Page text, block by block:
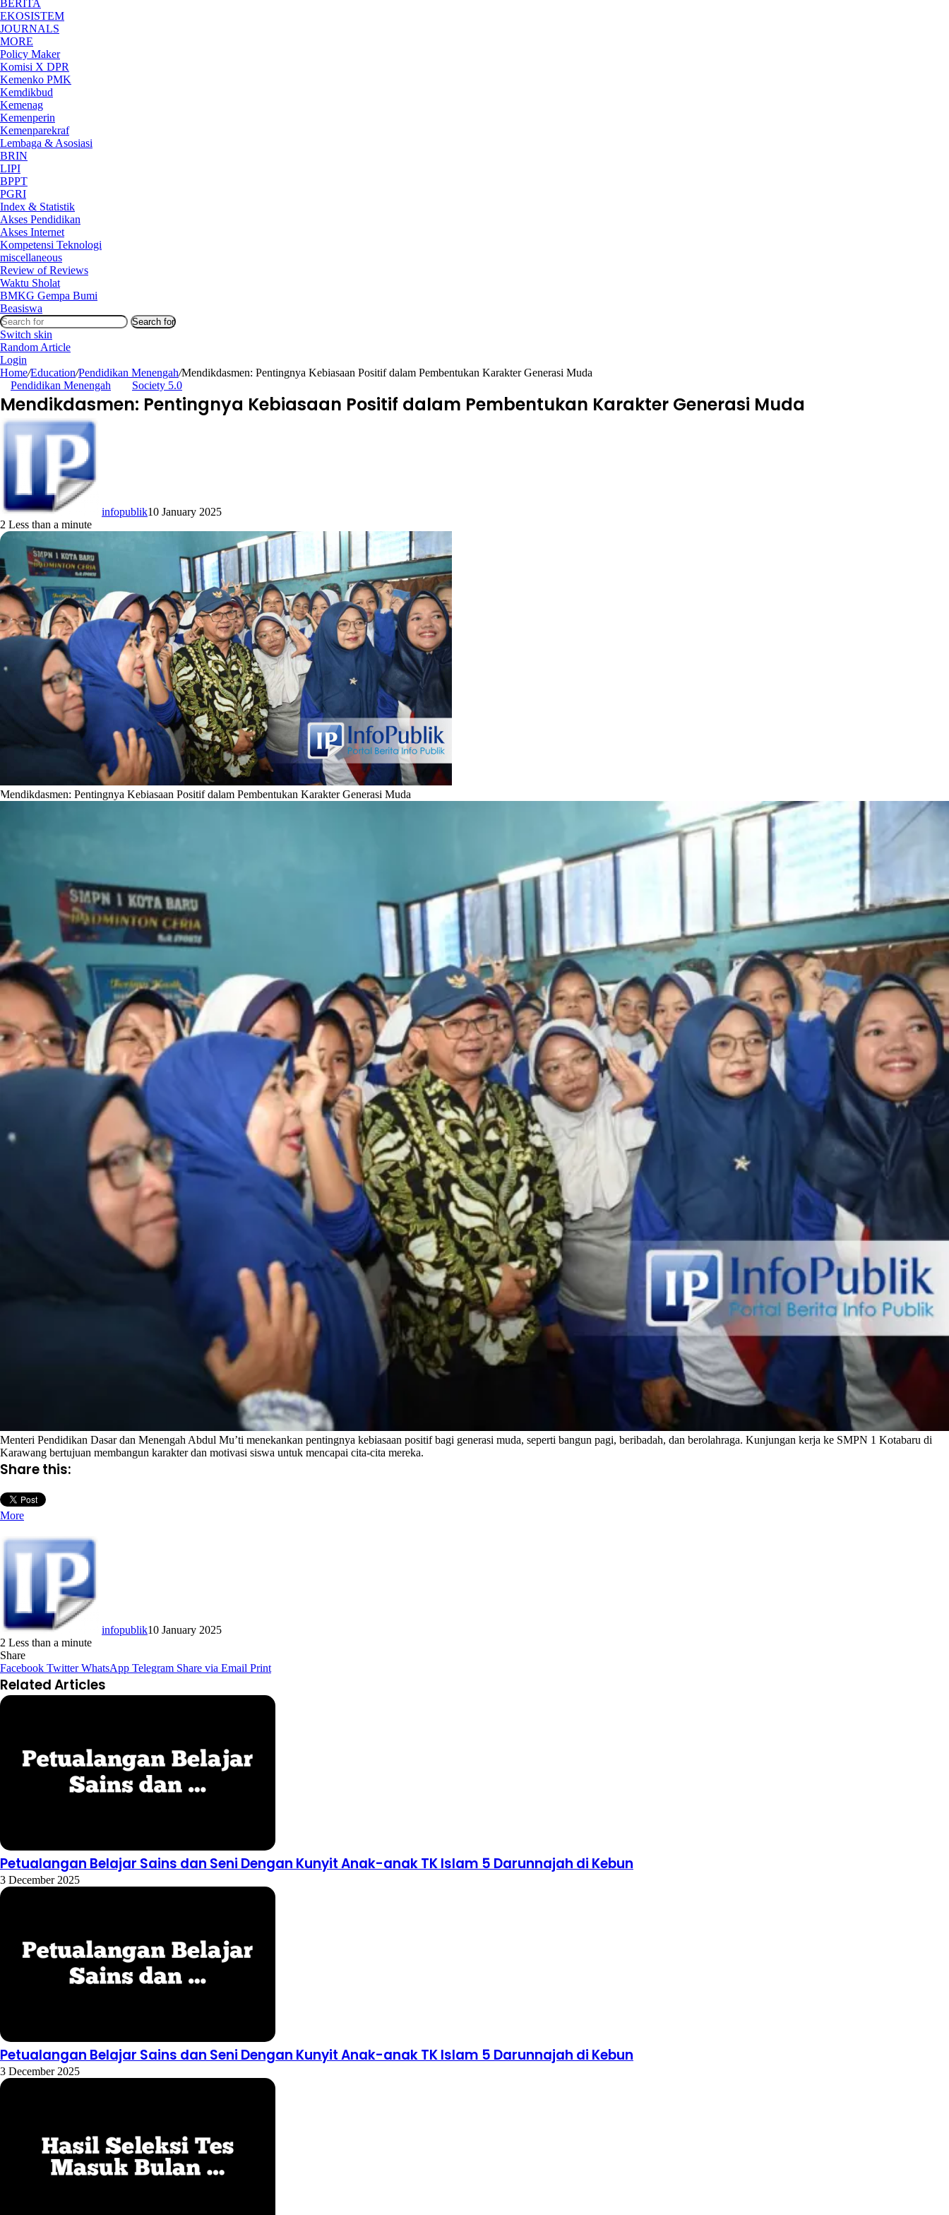
BERITA
EKOSISTEM
JOURNALS
MORE
Policy Maker
Komisi X DPR
Kemenko PMK
Kemdikbud
Kemenag
Kemenperin
Kemenparekraf
Lembaga & Asosiasi
BRIN
LIPI
BPPT
PGRI
Index & Statistik
Akses Pendidikan
Akses Internet
Kompetensi Teknologi
miscellaneous
Review of Reviews
Waktu Sholat
BMKG Gempa Bumi
Beasiswa
Search for
Switch skin
Random Article
Login
Home/Education/Pendidikan Menengah/Mendikdasmen: Pentingnya Kebiasaan Positif dalam Pembentukan Karakter Generasi Muda
Pendidikan Menengah
Society 5.0
Mendikdasmen: Pentingnya Kebiasaan Positif dalam Pembentukan Karakter Generasi Muda
infopublik10 January 2025
2 Less than a minute
Mendikdasmen: Pentingnya Kebiasaan Positif dalam Pembentukan Karakter Generasi Muda
Menteri Pendidikan Dasar dan Menengah Abdul Mu’ti menekankan pentingnya kebiasaan positif bagi generasi muda, seperti bangun pagi, beribadah, dan berolahraga. Kunjungan kerja ke SMPN 1 Kotabaru di
Karawang bertujuan membangun karakter dan motivasi siswa untuk mencapai cita-cita mereka.
Share this:
More
infopublik10 January 2025
2 Less than a minute
Share
Facebook Twitter WhatsApp Telegram Share via Email Print
Related Articles
Petualangan Belajar Sains dan Seni Dengan Kunyit Anak-anak TK Islam 5 Darunnajah di Kebun
3 December 2025
Petualangan Belajar Sains dan Seni Dengan Kunyit Anak-anak TK Islam 5 Darunnajah di Kebun
3 December 2025